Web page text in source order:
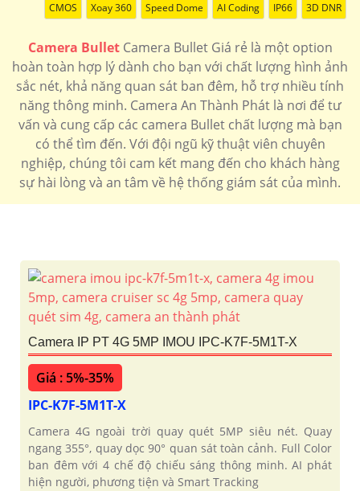
CMOS Xoay 360 Speed Dome AI Coding IP66 3D DNR
Camera BulletCamera Bullet Giá rẻ là một option
hoàn toàn hợp lý dành cho bạn với chất lượng hình ảnh
sắc nét, khả năng quan sát ban đêm, hỗ trợ nhiều tính
năng thông minh. Camera An Thành Phát là nơi để tư
vấn và cung cấp các camera Bullet chất lượng mà bạn
có thể tìm đến. Với đội ngũ kỹ thuật viên chuyên
nghiệp, chúng tôi cam kết mang đến cho khách hàng
sự hài lòng và an tâm về hệ thống giám sát của mình.
Camera IP PT 4G 5MP IMOU IPC-K7F-5M1T-X
Giá : 5%-35%
IPC-K7F-5M1T-X
Camera 4G ngoài trời quay quét 5MP siêu nét. Quay
ngang 355°, quay dọc 90° quan sát toàn cảnh. Full Color
ban đêm với 4 chế độ chiếu sáng thông minh. AI phát
hiện người, phương tiện và Smart Tracking